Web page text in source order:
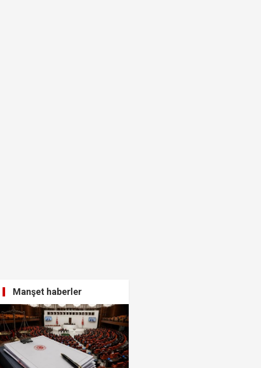
ettiniz' diyerek vekilleri kovdu..!"
yiyor..!"
gözaltı kararı...
dikkat çekti!
Manşet haberler